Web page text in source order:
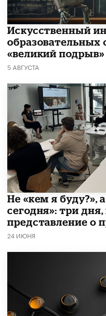
​Искусственный
образовательных
«великий
5 АВГУСТА
Не «кем я буду?»,
сегодня»: три
представление о
24 ИЮНЯ